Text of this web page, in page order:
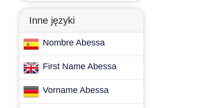
Inne języki
Nombre Abessa
First Name Abessa
Vorname Abessa